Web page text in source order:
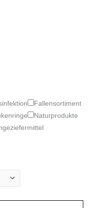
Fallensortiment
Naturprodukte